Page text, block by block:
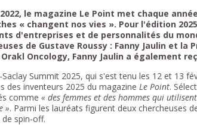
le magazine Le Point met chaque
« changent nos vies ». Pour l'édition
d'entreprises et de personnalités du
de Gustave Roussy : Fanny Jaulin et
Orakl Oncology, Fanny Jaulin a également
Saclay Summit 2025, qui s'est tenu les 12 et 13
des inventeurs 2025 du magazine Le Point.
comme« des femmes et des hommes qui
». Parmi les lauréats figurent deux chercheuses
spin-off.